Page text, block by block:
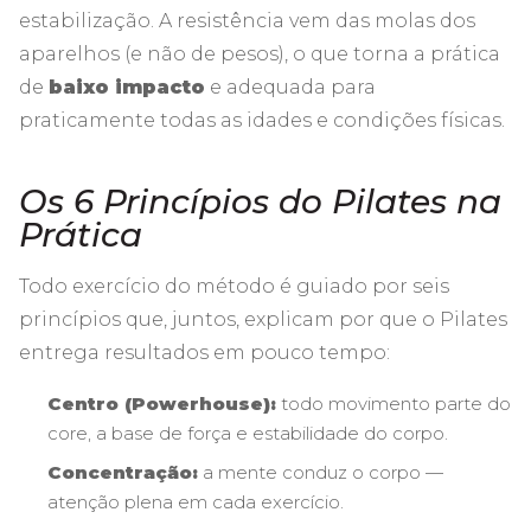
estabilização. A resistência vem das molas dos
aparelhos (e não de pesos), o que torna a prática
de baixo impacto e adequada para
praticamente todas as idades e condições físicas.
Os 6 Princípios do Pilates na
Prática
Todo exercício do método é guiado por seis
princípios que, juntos, explicam por que o Pilates
entrega resultados em pouco tempo:
Centro (Powerhouse): todo movimento parte do
core, a base de força e estabilidade do corpo.
Concentração: a mente conduz o corpo —
atenção plena em cada exercício.